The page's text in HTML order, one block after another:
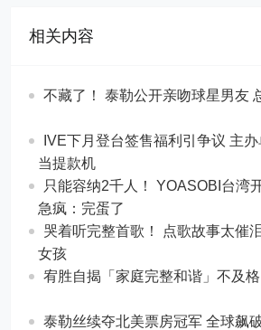
相关内容
不藏了！ 泰勒公开亲吻球星男友
IVE下月登台签售福利引争议 主
当提款机
只能容纳2千人！ YOASOBI台湾
急疯：完蛋了
哭着听完整首歌！ 点歌故事太催
女孩
宥胜自揭「家庭完整和谐」不及
泰勒丝续夺北美票房冠军 全球飙